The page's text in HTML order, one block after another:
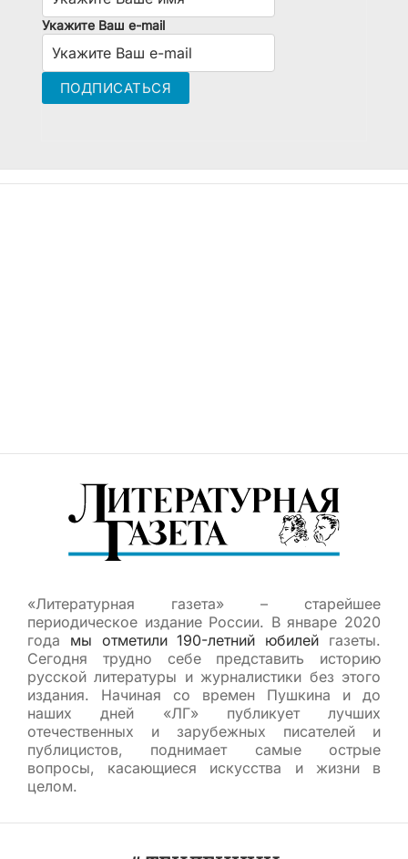
Укажите Ваш e-mail
«Литературная газета» – старейшее
периодическое издание России. В январе 2020
года мы отметили 190-летний юбилей газеты.
Сегодня трудно себе представить историю
русской литературы и журналистики без этого
издания. Начиная со времен Пушкина и до
наших дней «ЛГ» публикует лучших
отечественных и зарубежных писателей и
публицистов, поднимает самые острые
вопросы, касающиеся искусства и жизни в
целом.